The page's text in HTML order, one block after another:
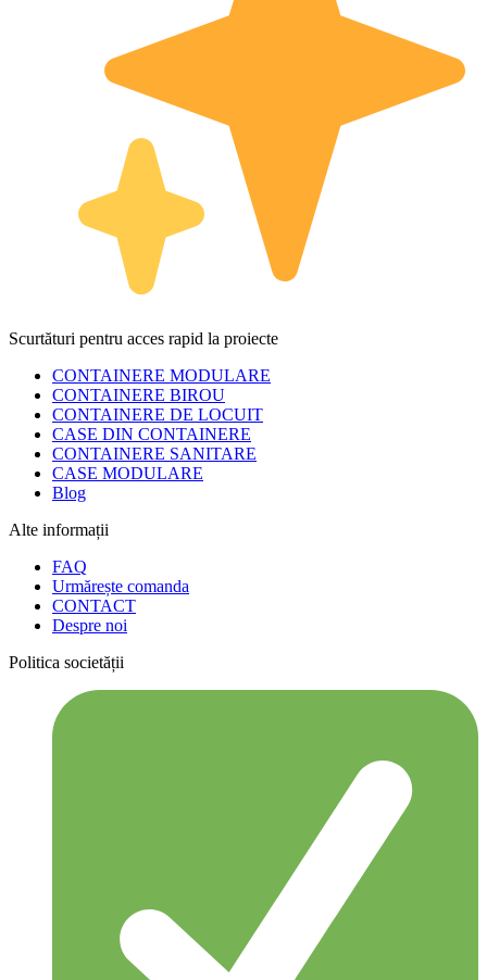
Scurtături pentru acces rapid la proiecte
CONTAINERE MODULARE
CONTAINERE BIROU
CONTAINERE DE LOCUIT
CASE DIN CONTAINERE
CONTAINERE SANITARE
CASE MODULARE
Blog
Alte informații
FAQ
Urmărește comanda
CONTACT
Despre noi
Politica societății